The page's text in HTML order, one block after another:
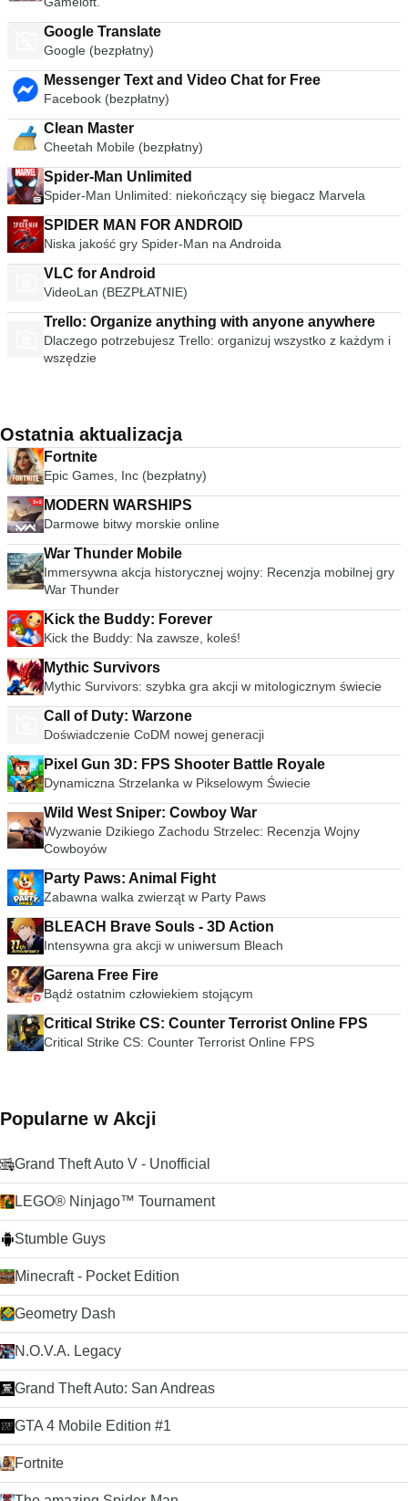
Google Translate
Google (bezpłatny)
Messenger Text and Video Chat for Free
Facebook (bezpłatny)
Clean Master
Cheetah Mobile (bezpłatny)
Spider-Man Unlimited
Spider-Man Unlimited: niekończący się biegacz Marvela
SPIDER MAN FOR ANDROID
Niska jakość gry Spider-Man na Androida
VLC for Android
VideoLan (BEZPŁATNIE)
Trello: Organize anything with anyone anywhere
Dlaczego potrzebujesz Trello: organizuj wszystko z każdym i
wszędzie
Ostatnia aktualizacja
Fortnite
Epic Games, Inc (bezpłatny)
MODERN WARSHIPS
Darmowe bitwy morskie online
War Thunder Mobile
Immersywna akcja historycznej wojny: Recenzja mobilnej gry
War Thunder
Kick the Buddy: Forever
Kick the Buddy: Na zawsze, koleś!
Mythic Survivors
Mythic Survivors: szybka gra akcji w mitologicznym świecie
Call of Duty: Warzone
Doświadczenie CoDM nowej generacji
Pixel Gun 3D: FPS Shooter Battle Royale
Dynamiczna Strzelanka w Pikselowym Świecie
Wild West Sniper: Cowboy War
Wyzwanie Dzikiego Zachodu Strzelec: Recenzja Wojny
Cowboyów
Party Paws: Animal Fight
Zabawna walka zwierząt w Party Paws
BLEACH Brave Souls - 3D Action
Intensywna gra akcji w uniwersum Bleach
Garena Free Fire
Bądź ostatnim człowiekiem stojącym
Critical Strike CS: Counter Terrorist Online FPS
Critical Strike CS: Counter Terrorist Online FPS
Popularne w Akcji
Grand Theft Auto V - Unofficial
LEGO® Ninjago™ Tournament
Stumble Guys
Minecraft - Pocket Edition
Geometry Dash
N.O.V.A. Legacy
Grand Theft Auto: San Andreas
GTA 4 Mobile Edition #1
Fortnite